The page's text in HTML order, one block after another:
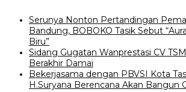
Serunya Nonton Pertandingan
Bandung, BOBOKO Tasik Sebut
Biru”
Sidang Gugatan Wanprestasi CV
Berakhir Damai
Bekerjasama dengan PBVSI Kota
H.Suryana Berencana Akan Bangun